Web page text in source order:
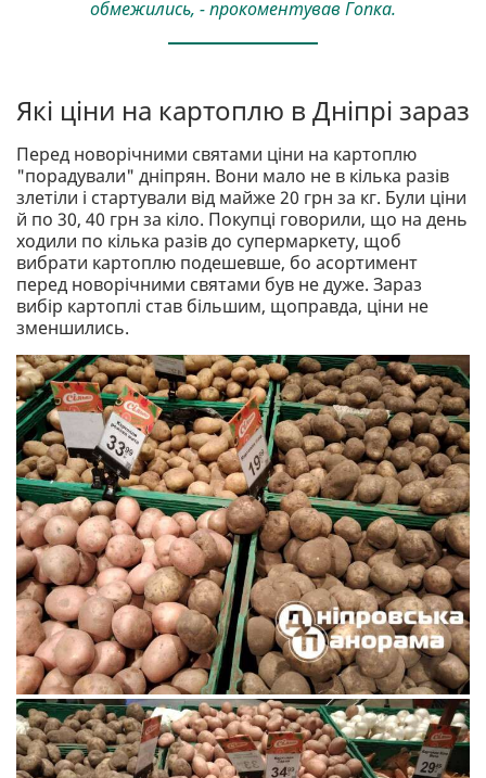
обмежились, - прокоментував Гопка.
Які ціни на картоплю в Дніпрі зараз
Перед новорічними святами ціни на картоплю
"порадували" дніпрян. Вони мало не в кілька разів
злетіли і стартували від майже 20 грн за кг. Були ціни
й по 30, 40 грн за кіло. Покупці говорили, що на день
ходили по кілька разів до супермаркету, щоб
вибрати картоплю подешевше, бо асортимент
перед новорічними святами був не дуже. Зараз
вибір картоплі став більшим, щоправда, ціни не
зменшились.